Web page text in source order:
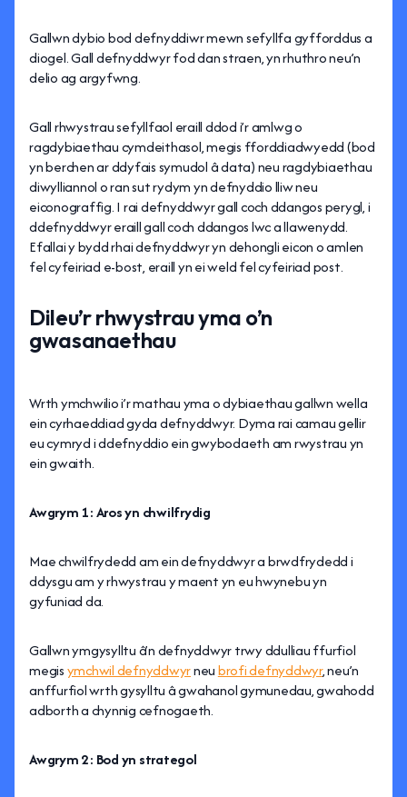
Gallwn dybio bod defnyddiwr mewn sefyllfa gyfforddus a
diogel. Gall defnyddwyr fod dan straen, yn rhuthro neu’n
delio ag argyfwng.
Gall rhwystrau sefyllfaol eraill ddod i’r amlwg o
ragdybiaethau cymdeithasol, megis fforddiadwyedd (bod
yn berchen ar ddyfais symudol â data) neu ragdybiaethau
diwylliannol o ran sut rydym yn defnyddio lliw neu
eiconograffig. I rai defnyddwyr gall coch ddangos perygl, i
ddefnyddwyr eraill gall coch ddangos lwc a llawenydd.
Efallai y bydd rhai defnyddwyr yn dehongli eicon o amlen
fel cyfeiriad e-bost, eraill yn ei weld fel cyfeiriad post.
Dileu’r rhwystrau yma o’n
gwasanaethau
Wrth ymchwilio i’r mathau yma o dybiaethau gallwn wella
ein cyrhaeddiad gyda defnyddwyr. Dyma rai camau gellir
eu cymryd i ddefnyddio ein gwybodaeth am rwystrau yn
ein gwaith.
Awgrym 1: Aros yn chwilfrydig
Mae chwilfrydedd am ein defnyddwyr a brwdfrydedd i
ddysgu am y rhwystrau y maent yn eu hwynebu yn
gyfuniad da.
Gallwn ymgysylltu â’n defnyddwyr trwy ddulliau ffurfiol
megisymchwil defnyddwyrneubrofi defnyddwyr, neu’n
anffurfiol wrth gysylltu â gwahanol gymunedau, gwahodd
adborth a chynnig cefnogaeth.
Awgrym 2: Bod yn strategol